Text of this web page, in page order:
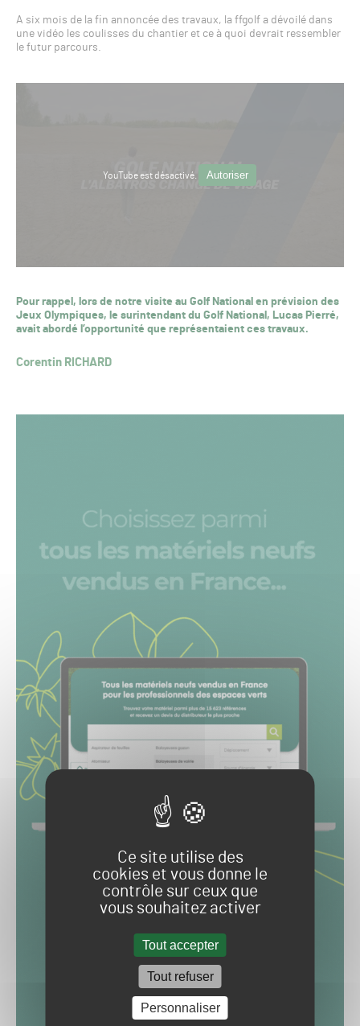
Ce site utilise des
cookies et vous donne le
contrôle sur ceux que
vous souhaitez activer
Tout accepter
Tout refuser
Personnaliser
A six mois de la fin annoncée des travaux, la ffgolf a dévoilé dans
une vidéo les coulisses du chantier et ce à quoi devrait ressembler
le futur parcours.
YouTube est désactivé. Autoriser
Pour rappel, lors de notre visite au Golf National en prévision des
Jeux Olympiques, le surintendant du Golf National, Lucas Pierré,
avait abordé l’opportunité que représentaient ces travaux.
Corentin RICHARD